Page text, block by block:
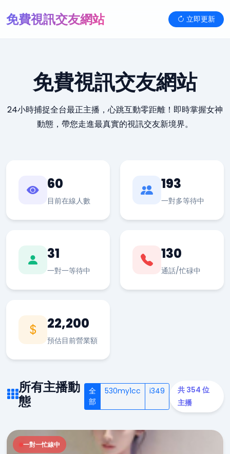
免費視訊交友網站 立即更新
免費視訊交友網站
24小時捕捉全台最正主播，心跳互動零距離！即時掌握女神
動態，帶您走進最真實的視訊交友新境界。
60
目前在線人數
193
一對多等待中
31
一對一等待中
130
通話/忙碌中
22,200
預估目前營業額
所有主播動
態
全
部
530my1cc i349
共 354 位
主播
一對一忙線中